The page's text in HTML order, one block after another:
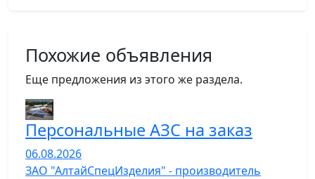
Похожие объявления
Еще предложения из этого же раздела.
Персональные АЗС на заказ
06.08.2026
ЗАО "АлтайСпецИзделия" - производитель